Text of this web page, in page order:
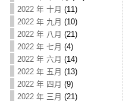
2022 年 十月 (11)
2022 年 九月 (10)
2022 年 八月 (21)
2022 年 七月 (4)
2022 年 六月 (14)
2022 年 五月 (13)
2022 年 四月 (9)
2022 年 三月 (21)